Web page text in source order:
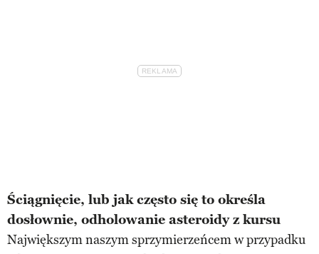
Ściągnięcie, lub jak często się to określa
dosłownie, odholowanie asteroidy z kursu
Największym naszym sprzymierzeńcem w przypadku